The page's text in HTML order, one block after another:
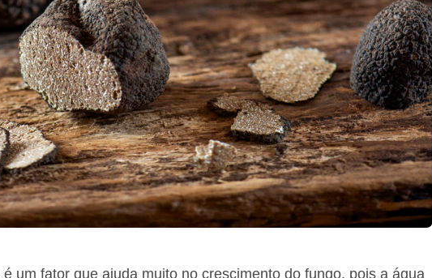
um fator que ajuda muito no crescimento do fungo, pois a água